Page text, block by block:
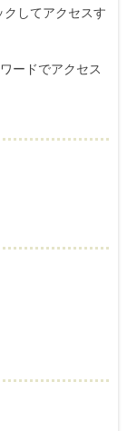
してアクセスす
ードでアクセス